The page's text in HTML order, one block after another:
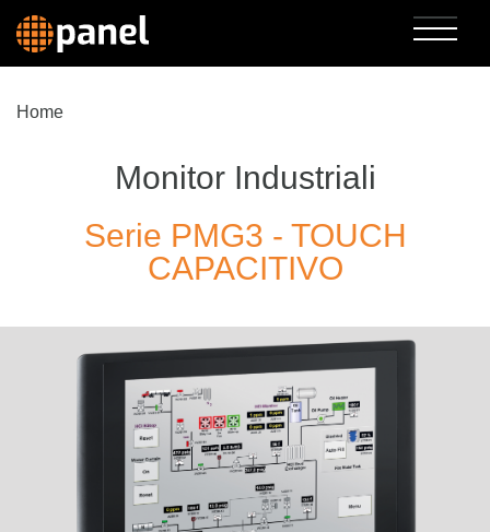
Home
Monitor Industriali
Serie PMG3 - TOUCH
CAPACITIVO